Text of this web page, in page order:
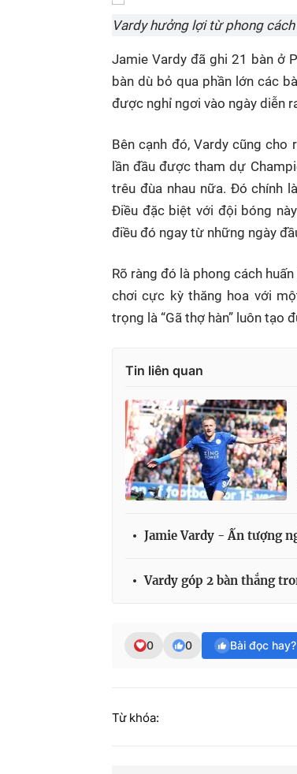
Vardy hưởng lợi từ phong
Jamie Vardy đã ghi 21 bàn ở
bàn dù bỏ qua phần lớn các
được nghỉ ngơi vào ngày diễn
Bên cạnh đó, Vardy cũng
lần đầu được tham dự
trêu đùa nhau nữa. Đó chính
Điều đặc biệt với đội bóng
điều đó ngay từ những ngày
Rõ ràng đó là phong cách
chơi cực kỳ thăng hoa với
trọng là “Gã thợ hàn” luôn tạo
Tin liên quan
Jamie Vardy - Ấn tượng
Vardy góp 2 bàn thắng
0 0 Bài đọc
Từ khóa: